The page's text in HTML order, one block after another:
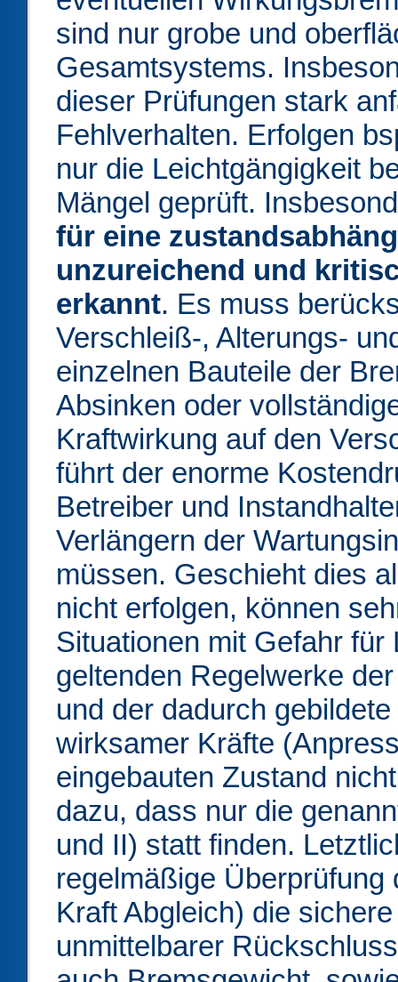
sind nur grobe und
Gesamtsystems.
dieser Prüfungen stark
Fehlverhalten. Erfolgen
nur die Leichtgängigkeit
Mängel geprüft.
für eine
unzureichend und
erkannt. Es muss
Verschleiß-, Alterungs-
einzelnen Bauteile der
Absinken oder
Kraftwirkung auf den
führt der enorme
Betreiber und
Verlängern der
müssen. Geschieht dies
nicht erfolgen, können
Situationen mit Gefahr
geltenden Regelwerke
und der dadurch
wirksamer Kräfte
eingebauten Zustand
dazu, dass nur die
und II) statt finden.
regelmäßige
Kraft Abgleich) die
unmittelbarer